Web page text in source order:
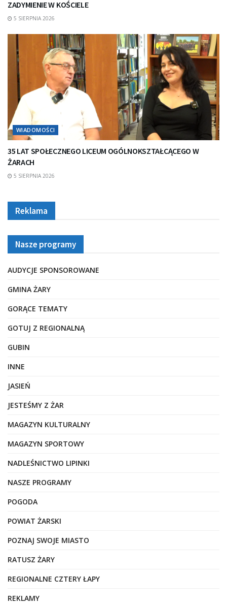
ZADYMIENIE W KOŚCIELE
5 SIERPNIA 2026
WIADOMOŚCI
35 LAT SPOŁECZNEGO LICEUM OGÓLNOKSZTAŁCĄCEGO W
ŻARACH
5 SIERPNIA 2026
Reklama
Nasze programy
AUDYCJE SPONSOROWANE
GMINA ŻARY
GORĄCE TEMATY
GOTUJ Z REGIONALNĄ
GUBIN
INNE
JASIEŃ
JESTEŚMY Z ŻAR
MAGAZYN KULTURALNY
MAGAZYN SPORTOWY
NADLEŚNICTWO LIPINKI
NASZE PROGRAMY
POGODA
POWIAT ŻARSKI
POZNAJ SWOJE MIASTO
RATUSZ ŻARY
REGIONALNE CZTERY ŁAPY
REKLAMY